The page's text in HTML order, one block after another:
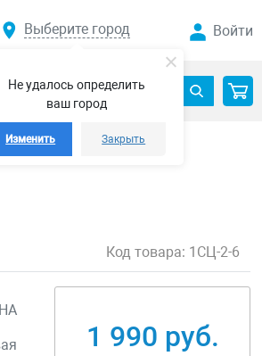
Не удалось определить
ваш город
Изменить Закрыть
Выберите город Войти
Код товара: 1СЦ-2-6
1 990 руб.